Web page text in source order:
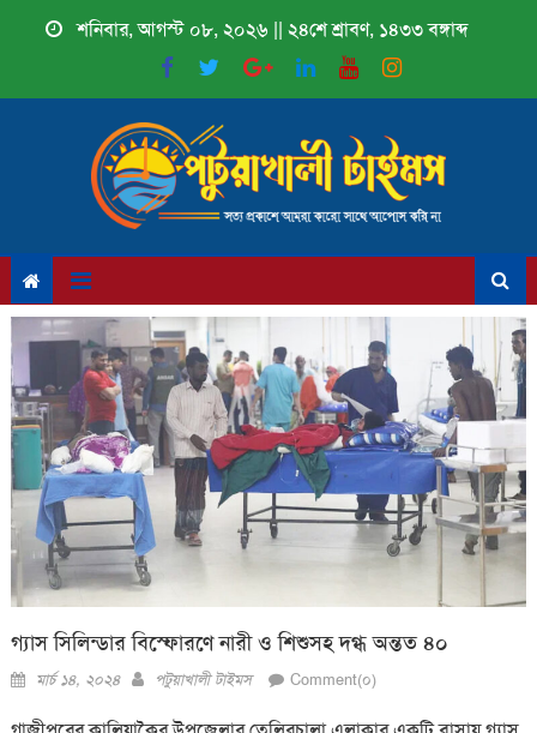
শনিবার, আগস্ট ০৮, ২০২৬ || ২৪শে শ্রাবণ, ১৪৩৩ বঙ্গাব্দ
গ্যাস সিলিন্ডার বিস্ফোরণে নারী ও শিশুসহ দগ্ধ অন্তত ৪০
Posted
মার্চ ১৪, ২০২৪ Author
পটুয়াখালী টাইমস Comment(০)